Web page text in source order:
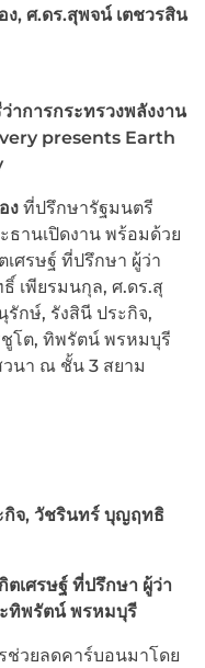
ง, ศ.ดร.สุพจน์ เตชวรสิน
าการกระทรวงพลังงาน
presents Earth
ง ที่ปรึกษารัฐมนตรี
ธานเปิดงาน พร้อมด้วย
ศรษฐ์ ที่ปรึกษา ผู้ว่า
เพียรมนกุล, ศ.ดร.สุ
รักษ์, รังสินี ประกิจ,
โต, ทิพรัตน์ พรหมบุรี
นา ณ ชั้น 3 สยาม
กิจ, วัชรินทร์ บุญฤทธิ
เศรษฐ์ ที่ปรึกษา ผู้ว่า
ทิพรัตน์ พรหมบุรี
ช่วยลดคาร์บอนมาโดย